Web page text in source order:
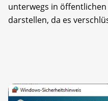
unterwegs in
darstellen, da es